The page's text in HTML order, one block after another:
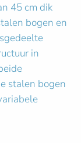
45 cm dik
bogen en
in
stalen bogen